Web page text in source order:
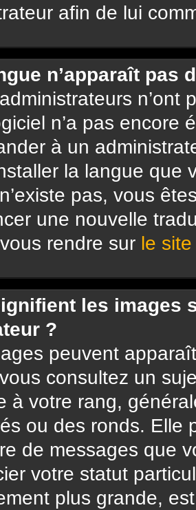
afin de lui
n’apparaît pas
n’ont
n’a pas encore
à un
la langue que
pas, vous
une nouvelle
rendre sur le
les images
?
peuvent
consultez un
à votre rang,
ou des ronds. Elle
de messages que
votre statut
plus grande,